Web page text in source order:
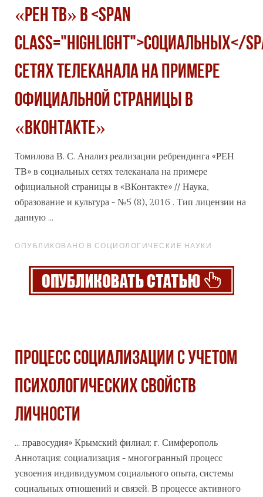
«РЕН ТВ» в <span
class="highlight">социальных</
сетях телеканала на примере
официальной страницы в
«ВКонтакте»
Томилова В. С. Анализ реализации ребрендинга «РЕН
ТВ» в социальных сетях телеканала на примере
официальной страницы в «ВКонтакте» // Наука,
образование и культура - №5 (8), 2016 . Тип лицензии на
данную ...
ОПУБЛИКОВАНО В СОЦИОЛОГИЧЕСКИЕ НАУКИ
ПРОЦЕСС СОЦИАЛИЗАЦИИ С УЧЕТОМ
ПСИХОЛОГИЧЕСКИХ СВОЙСТВ
ЛИЧНОСТИ
... правосудия» Крымский филиал; г. Симферополь
Аннотация: социализация - многогранный процесс
усвоения индивидуумом социального опыта, системы
социальных отношений и связей. В процессе активного